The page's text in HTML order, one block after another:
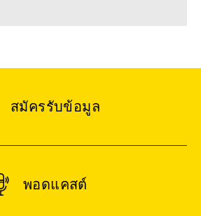
สมัครรับข้อมูล
พอดแคสต์